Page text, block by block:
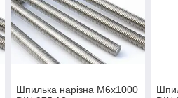
Шпилька нарізна M6x1000